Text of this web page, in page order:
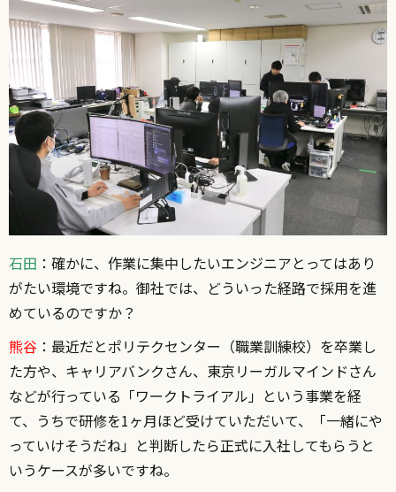
石田 ：確かに、作業に集中したいエンジニアとってはあり
がたい環境ですね。御社では、どういった経路で採用を進
めているのですか？
熊谷 ：最近だとポリテクセンター（職業訓練校）を卒業し
た方や、キャリアバンクさん、東京リーガルマインドさん
などが行っている「ワークトライアル」という事業を経
て、うちで研修を1ヶ月ほど受けていただいて、「一緒にや
っていけそうだね」と判断したら正式に入社してもらうと
いうケースが多いですね。